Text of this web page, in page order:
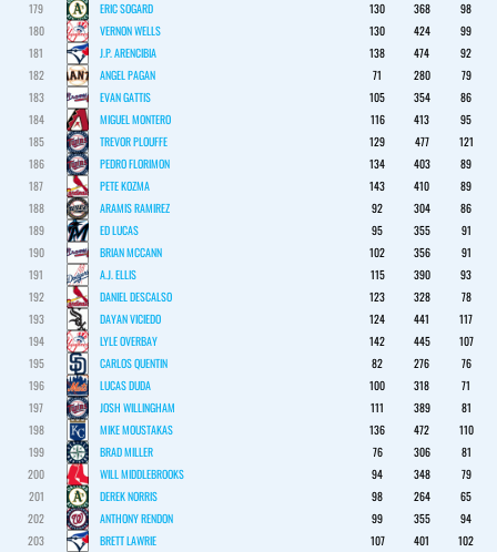
179
ERIC SOGARD 130 368
98
180
VERNON WELLS 130 424
99
181
J.P. ARENCIBIA 138 474
92
182
ANGEL PAGAN 71 280
79
183
EVAN GATTIS 105 354
86
184
MIGUEL MONTERO 116 413
95
185
TREVOR PLOUFFE 129 477
121
186
PEDRO FLORIMON 134 403
89
187
PETE KOZMA 143 410
89
188
ARAMIS RAMIREZ 92 304
86
189
ED LUCAS 95 355
91
190
BRIAN MCCANN 102 356
91
191
A.J. ELLIS 115 390
93
192
DANIEL DESCALSO 123 328
78
193
DAYAN VICIEDO 124 441
117
194
LYLE OVERBAY 142 445
107
195
CARLOS QUENTIN 82 276
76
196
LUCAS DUDA 100 318
71
197
JOSH WILLINGHAM 111 389
81
198
MIKE MOUSTAKAS 136 472
110
199
BRAD MILLER 76 306
81
200
WILL MIDDLEBROOKS 94 348
79
201
DEREK NORRIS 98 264
65
202
ANTHONY RENDON 99 355
94
203
BRETT LAWRIE 107 401
102